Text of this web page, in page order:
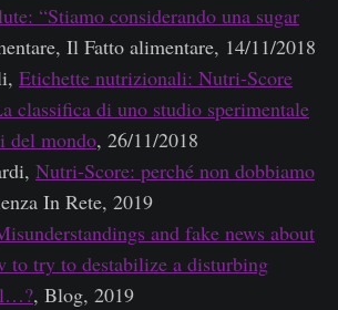
“Stiamo considerando una sugar
Il Fatto alimentare, 14/11/2018
Etichette nutrizionali: Nutri-Score
classifica di uno studio sperimentale
del mondo, 26/11/2018
Nutri-Score: perché non dobbiamo
In Rete, 2019
and fake news about
to try to destabilize a disturbing
, Blog, 2019